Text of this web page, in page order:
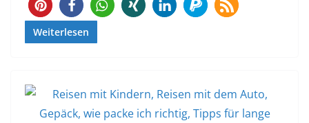
1371
Weiterlesen